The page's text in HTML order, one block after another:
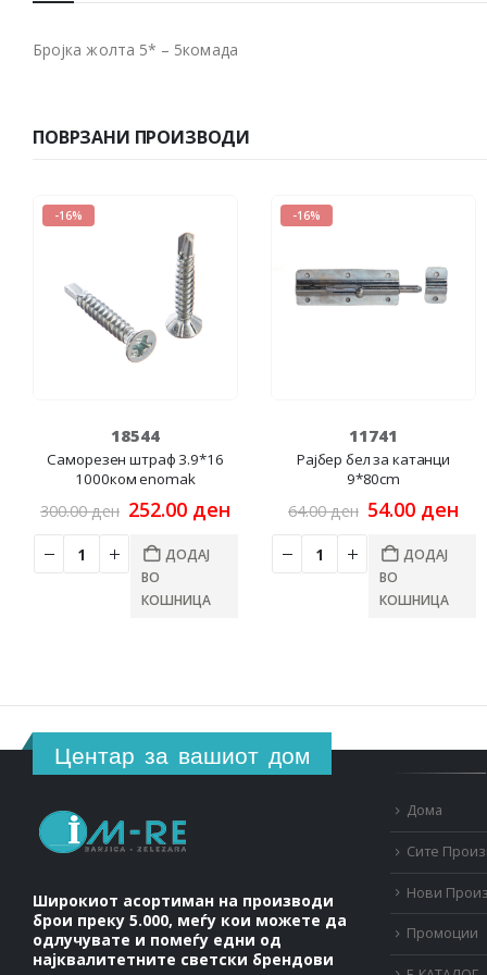
Бројка жолта 5* – 5комада
ПОВРЗАНИ ПРОИЗВОДИ
-16%
18544
Cаморезен штраф 3.9*16
1000ком enomak
300.00ден Original
was:
300.00 ден.
252.00 ден Current
price
252.00 ден.
ДОДАЈ
ВО
КОШНИЦА
-16%
11741
Рајбер бел за катанци
9*80cm
64.00ден Original
was:
64.00 ден.
54.00 ден
ДОДАЈ
ВО
КОШНИЦА
Центар за вашиот дом
Широкиот асортиман на производи
брои преку 5.000, меѓу кои можете да
одлучувате и помеѓу едни од
најквалитетните светски брендови
Дома
Сите
Нови
Промоции